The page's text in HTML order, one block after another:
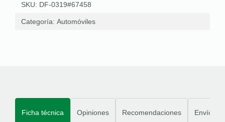
SKU: DF-0319#67458
Categoría: Automóviles
Ficha técnica Opiniones Recomendaciones Envíos